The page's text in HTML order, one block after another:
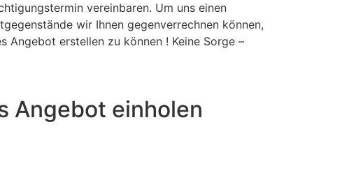
vereinbaren. Um uns einen
wir Ihnen gegenverrechnen können,
Angebot erstellen zu können ! Keine Sorge –
Angebot einholen